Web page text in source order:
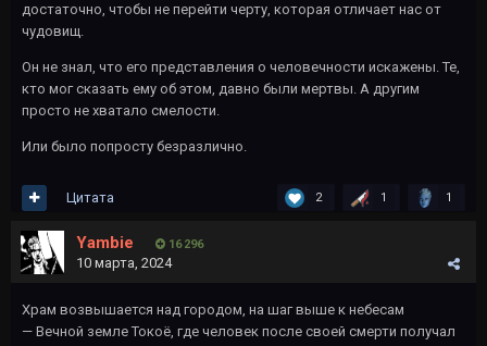
достаточно, чтобы не перейти черту, которая отличает нас от
чудовищ.
Он не знал, что его представления о человечности искажены. Те,
кто мог сказать ему об этом, давно были мертвы. А другим
просто не хватало смелости.
Или было попросту безразлично.
2 1 1
Цитата
Yambie 16 296
10 марта, 2024
Храм возвышается над городом, на шаг выше к небесам
— Вечной земле Токоё, где человек после своей смерти получал